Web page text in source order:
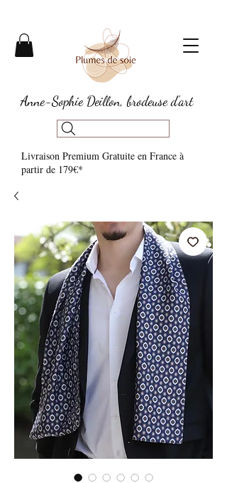
Anne-Sophie Deillon, brodeuse d'art
Livraison Premium Gratuite en France à
partir de 179€*​